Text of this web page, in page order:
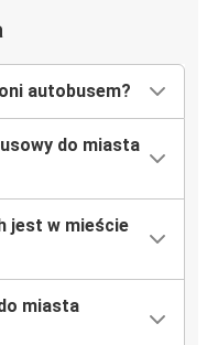
autobusem?
do miasta
jest w mieście
miasta